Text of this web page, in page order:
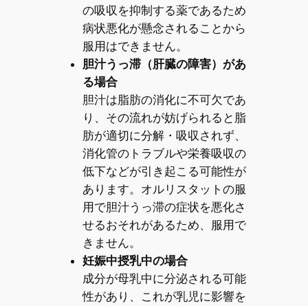
の吸収を抑制する薬であるため
病状悪化が懸念されることから
服用はできません。
胆汁うっ滞（肝臓の障害）があ
る場合
胆汁は脂肪の消化に不可欠であ
り、その流れが妨げられると脂
肪が適切に分解・吸収されず、
消化管のトラブルや栄養吸収の
低下などが引き起こる可能性が
あります。オルリスタットの服
用で胆汁うっ滞の症状を悪化さ
せるおそれがあるため、服用で
きません。
妊娠中授乳中の場合
成分が母乳中に分泌される可能
性があり、これが乳児に影響を